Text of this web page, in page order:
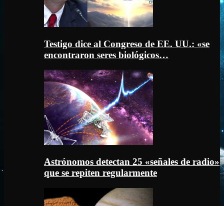
Testigo dice al Congreso de EE. UU.: «se
encontraron seres biológicos…
Astrónomos detectan 25 «señales de radio»
que se repiten regularmente